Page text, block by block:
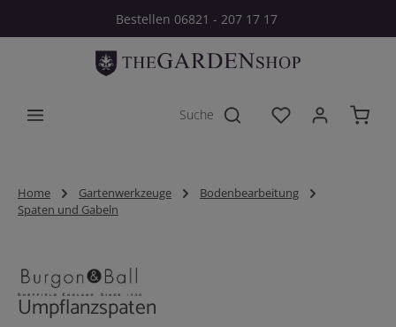
Zum Hauptinhalt springenBestellen 06821 - 207 17 17
Du hast 0
Home Gartenwerkzeuge
Bodenbearbeitung
Spaten und Gabeln
Umpflanzspaten